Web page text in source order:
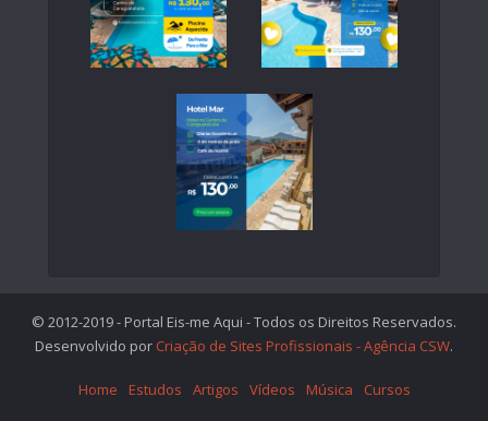
© 2012-2019 - Portal Eis-me Aqui - Todos os Direitos Reservados.
Desenvolvido por Criação de Sites Profissionais - Agência CSW.
Home Estudos Artigos Vídeos Música Cursos